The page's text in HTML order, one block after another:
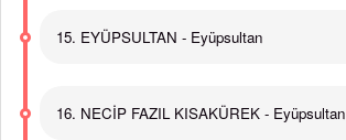
15. EYÜPSULTAN - Eyüpsultan
16. NECİP FAZIL KISAKÜREK - Eyüpsultan